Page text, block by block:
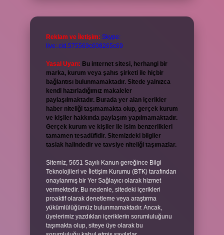
Reklam ve İletişim: Skype:
live:.cid.575569c608265c69
Yasal Uyarı: Bu internet sitesi, herhangi bir
marka, kurum veya şahıs şirketi ile hiçbir
bağlantısı bulunmamaktadır. Sitede yalnızca
kendi hazırladığımız makaleler
paylaşılmaktadır. Burada yer alan içerikler
haber niteliği taşımamakta olup, gerçek kurum
ve kişiler hakkında paylaşım yapılmamaktadır.
Gerçek kurum ve kişiler ile isim benzerlikleri
tamamen tesadüfidir. Sitemizdeki bilgiler
taslak halindedir ve tavsiye niteliği taşımazlar.
Sitemiz, 5651 Sayılı Kanun gereğince Bilgi
Teknolojileri ve İletişim Kurumu (BTK) tarafından
onaylanmış bir Yer Sağlayıcı olarak hizmet
vermektedir. Bu nedenle, sitedeki içerikleri
proaktif olarak denetleme veya araştırma
yükümlülüğümüz bulunmamaktadır. Ancak,
üyelerimiz yazdıkları içeriklerin sorumluluğunu
taşımakta olup, siteye üye olarak bu